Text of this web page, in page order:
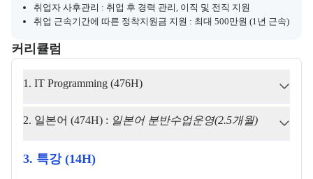
취업자 사후관리 : 취업 후 경력 관리, 이직 및 전직 지원
취업 근속기간에 따른 정착지원금 지원 : 최대 500만원 (1년 근속)
커리큘럼
교육과정의 커리큘럼 정보를 안내한다.
커리큘럼
1. IT Programming (476H)
2. 일본어 (474H) : 일본어 분반수업운영(2.5개월)
3. 특강 (14H)